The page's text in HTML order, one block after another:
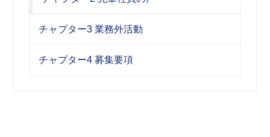
チャプター3 業務外活動
チャプター4 募集要項